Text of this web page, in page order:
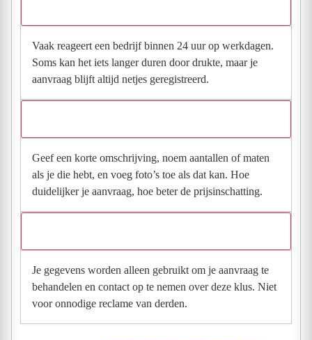
Vaak reageert een bedrijf binnen 24 uur op werkdagen.
Soms kan het iets langer duren door drukte, maar je
aanvraag blijft altijd netjes geregistreerd.
Geef een korte omschrijving, noem aantallen of maten
als je die hebt, en voeg foto’s toe als dat kan. Hoe
duidelijker je aanvraag, hoe beter de prijsinschatting.
Je gegevens worden alleen gebruikt om je aanvraag te
behandelen en contact op te nemen over deze klus. Niet
voor onnodige reclame van derden.